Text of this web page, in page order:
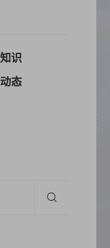
识
态